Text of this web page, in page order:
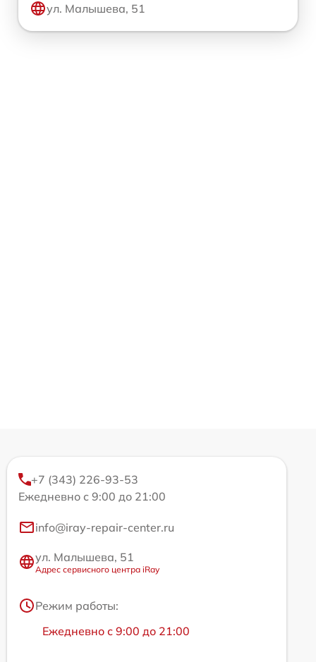
ул. Малышева, 51
+7 (343) 226-93-53
Ежедневно с 9:00 до 21:00
info@iray-repair-center.ru
ул. Малышева, 51
Адрес сервисного центра iRay
Режим работы:
Ежедневно с 9:00 до 21:00